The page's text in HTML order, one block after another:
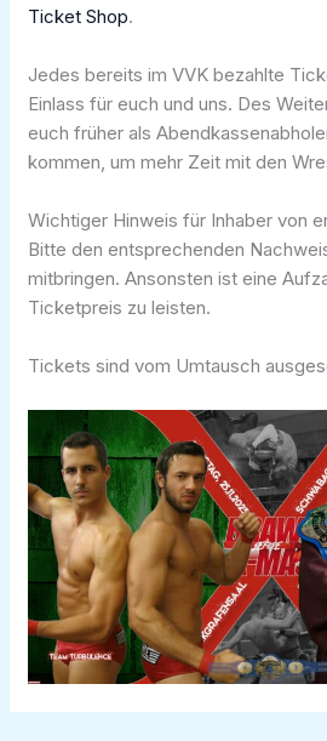
Ticket Shop.
Jedes bereits im VVK bezahlte
Einlass für euch und uns. Des
euch früher als
kommen, um mehr Zeit mit den
Wichtiger Hinweis für Inhaber von
Bitte den entsprechenden
mitbringen. Ansonsten ist eine
Ticketpreis zu leisten.
Tickets sind vom Umtausch